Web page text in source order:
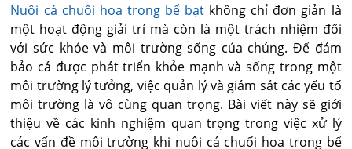
Nuôi cá chuối hoa trong bể bạt không chỉ đơn giản là
một hoạt động giải trí mà còn là một trách nhiệm đối
với sức khỏe và môi trường sống của chúng. Để đảm
bảo cá được phát triển khỏe mạnh và sống trong một
môi trường lý tưởng, việc quản lý và giám sát các yếu tố
môi trường là vô cùng quan trọng. Bài viết này sẽ giới
thiệu về các kinh nghiệm quan trọng trong việc xử lý
các vấn đề môi trường khi nuôi cá chuối hoa trong bể